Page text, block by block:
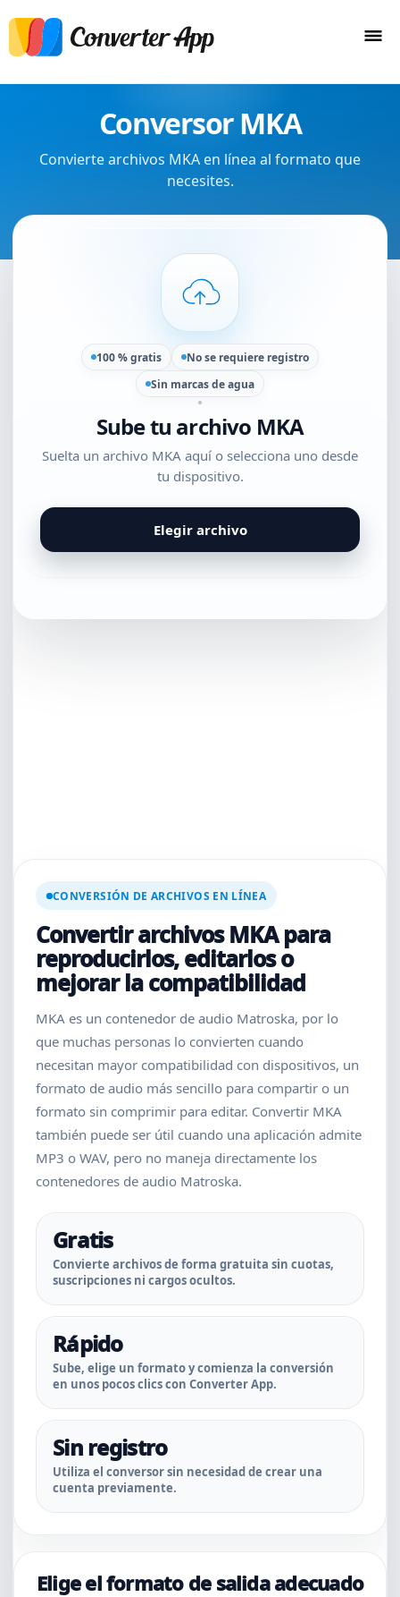
Conversor MKA
Convierte archivos MKA en línea al formato que
necesites.
100 % gratis
No se requiere registro
Sin marcas de agua
Sube tu archivo MKA
Suelta un archivo MKA aquí o selecciona uno desde
tu dispositivo.
Elegir archivo
CONVERSIÓN DE ARCHIVOS EN LÍNEA
Convertir archivos MKA para
reproducirlos, editarlos o
mejorar la compatibilidad
MKA es un contenedor de audio Matroska, por lo
que muchas personas lo convierten cuando
necesitan mayor compatibilidad con dispositivos, un
formato de audio más sencillo para compartir o un
formato sin comprimir para editar. Convertir MKA
también puede ser útil cuando una aplicación admite
MP3 o WAV, pero no maneja directamente los
contenedores de audio Matroska.
Gratis
Convierte archivos de forma gratuita sin cuotas,
suscripciones ni cargos ocultos.
Rápido
Sube, elige un formato y comienza la conversión
en unos pocos clics con Converter App.
Sin registro
Utiliza el conversor sin necesidad de crear una
cuenta previamente.
Elige el formato de salida adecuado